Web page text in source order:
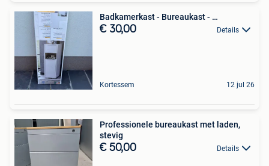
Badkamerkast - Bureaukast - …
€ 30,00 Details
Kortessem 12 jul 26
Professionele bureaukast met laden,
stevig
€ 50,00 Details